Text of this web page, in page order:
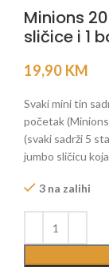
Minions
sličice i 1
19,90 KM
Svaki mini tin
početak
(svaki sadrži 5
jumbo sličicu
3 na zalihi